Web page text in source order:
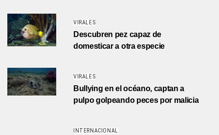
VIRALES
Descubren pez capaz de
domesticar a otra especie
VIRALES
Bullying en el océano, captan a
pulpo golpeando peces por malicia
INTERNACIONAL